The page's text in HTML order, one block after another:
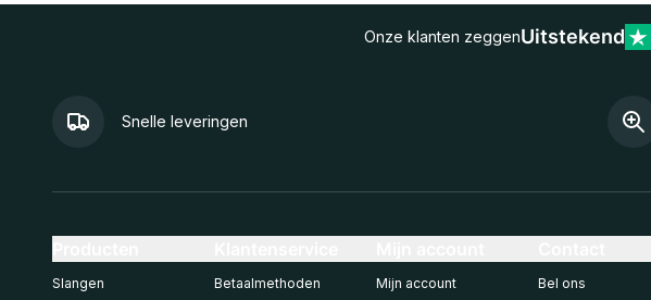
Onze klanten zeggenUitstekend
Snelle leveringen
Slangen
Betaalmethoden
Mijn account
Bel ons